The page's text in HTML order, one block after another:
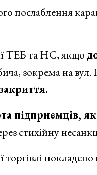
послаблення
ТЕБ та НС, якщо
зокрема на
підприємців,
стихійну
торгівлі